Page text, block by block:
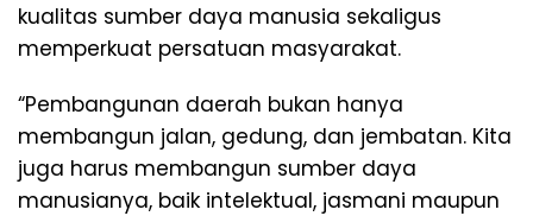
kualitas sumber daya manusia sekaligus
memperkuat persatuan masyarakat.
“Pembangunan daerah bukan hanya
membangun jalan, gedung, dan jembatan. Kita
juga harus membangun sumber daya
manusianya, baik intelektual, jasmani maupun